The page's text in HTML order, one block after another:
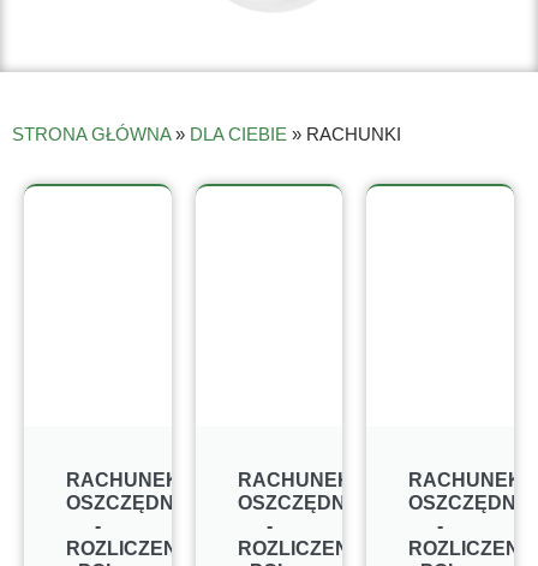
STRONA GŁÓWNA» DLA CIEBIE » RACHUNKI
RACHUNEK
OSZCZĘDNOŚCIOWO
-
ROZLICZENIOWY
RACHUNEK
OSZCZĘDNOŚCIOWO
-
ROZLICZENIOWY
RACHUNEK
-